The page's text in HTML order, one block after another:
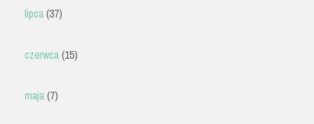
lipca(37)
czerwca(15)
maja(7)